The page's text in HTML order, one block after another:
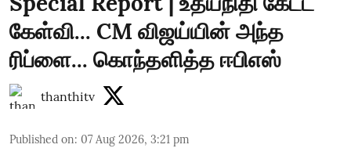
கேள்வி... CM விஜய்யின் அந்த
ரிப்ளை... கொந்தளித்த ஈபிஎஸ்
thanthitv
Published on: 07 Aug 2026, 3:21 pm